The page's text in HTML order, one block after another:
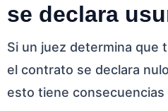
se declara
Si un juez determina que
el contrato se declara
esto tiene consecuencias